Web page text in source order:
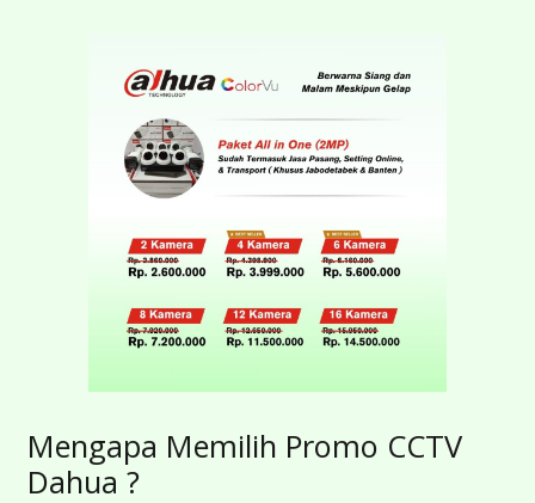
Mengapa Memilih Promo CCTV
Dahua ?